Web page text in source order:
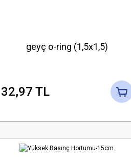
geyç o-ring (1,5x1,5)
32,97 TL